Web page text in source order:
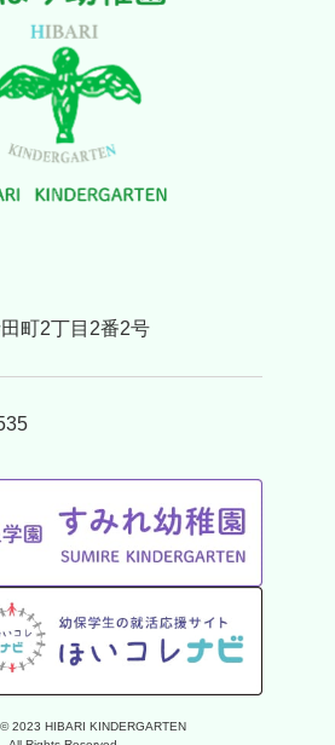
町2丁目2番2号
2023 HIBARI KINDERGARTEN